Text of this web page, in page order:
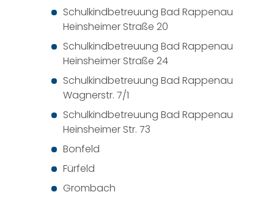
Schulkindbetreuung Bad Rappenau
Heinsheimer Straße 20
Schulkindbetreuung Bad Rappenau
Heinsheimer Straße 24
Schulkindbetreuung Bad Rappenau
Wagnerstr. 7/1
Schulkindbetreuung Bad Rappenau
Heinsheimer Str. 73
Bonfeld
Fürfeld
Grombach